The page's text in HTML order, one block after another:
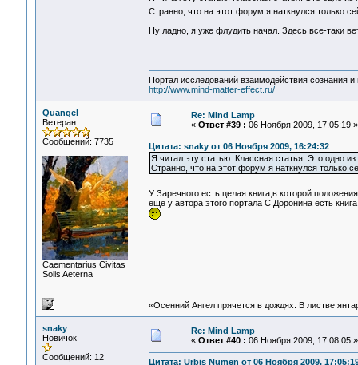
Странно, что на этот форум я наткнулся только
Ну ладно, я уже флудить начал. Здесь все-таки
Портал исследований взаимодействия сознания и
http://www.mind-matter-effect.ru/
Quangel
Ветеран
Сообщений: 7735
Сaementarius Civitas
Solis Aeterna
Re: Mind Lamp
« Ответ #39 : 06 Ноября 2009, 17:05:19 »
Цитата: snaky от 06 Ноября 2009, 16:24:32
Я читал эту статью. Классная статья. Это одно
Странно, что на этот форум я наткнулся только
У Заречного есть целая книга,в которой
еще у автора этого портала С.Доронина есть
«Осенний Ангел прячется в дождях. В листве
snaky
Новичок
Сообщений: 12
Re: Mind Lamp
« Ответ #40 : 06 Ноября 2009, 17:08:05 »
Цитата: Urbis Numen от 06 Ноября 2009,